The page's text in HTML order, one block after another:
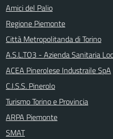
Amici del Palio
Regione Piemonte
Città Metropolitanda di Torino
A.S.L.TO3 - Azienda Sanitaria
ACEA Pinerolese Industraile SpA
C.I.S.S. Pinerolo
Turismo Torino e Provincia
ARPA Piemonte
SMAT